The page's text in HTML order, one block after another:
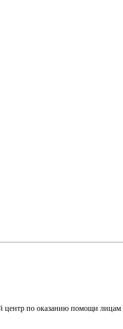
по оказанию помощи лицам